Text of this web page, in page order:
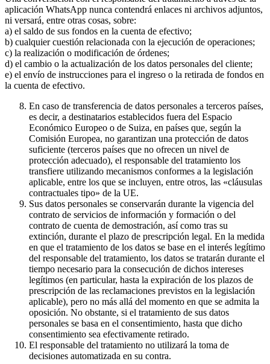
aplicación WhatsApp nunca contendrá enlaces ni archivos adjuntos,
ni versará, entre otras cosas, sobre:
a) el saldo de sus fondos en la cuenta de efectivo;
b) cualquier cuestión relacionada con la ejecución de operaciones;
c) la realización o modificación de órdenes;
d) el cambio o la actualización de los datos personales del cliente;
e) el envío de instrucciones para el ingreso o la retirada de fondos en
la cuenta de efectivo.
En caso de transferencia de datos personales a terceros países,
es decir, a destinatarios establecidos fuera del Espacio
Económico Europeo o de Suiza, en países que, según la
Comisión Europea, no garantizan una protección de datos
suficiente (terceros países que no ofrecen un nivel de
protección adecuado), el responsable del tratamiento los
transfiere utilizando mecanismos conformes a la legislación
aplicable, entre los que se incluyen, entre otros, las «cláusulas
contractuales tipo» de la UE.
Sus datos personales se conservarán durante la vigencia del
contrato de servicios de información y formación o del
contrato de cuenta de demostración, así como tras su
extinción, durante el plazo de prescripción legal. En la medida
en que el tratamiento de los datos se base en el interés legítimo
del responsable del tratamiento, los datos se tratarán durante el
tiempo necesario para la consecución de dichos intereses
legítimos (en particular, hasta la expiración de los plazos de
prescripción de las reclamaciones previstos en la legislación
aplicable), pero no más allá del momento en que se admita la
oposición. No obstante, si el tratamiento de sus datos
personales se basa en el consentimiento, hasta que dicho
consentimiento sea efectivamente retirado.
El responsable del tratamiento no utilizará la toma de
decisiones automatizada en su contra.